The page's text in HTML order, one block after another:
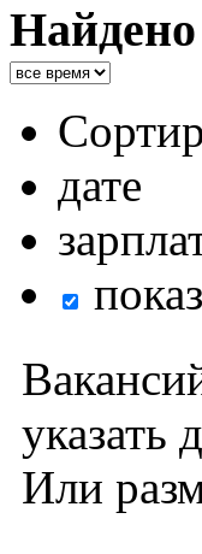
дате
указать
Или